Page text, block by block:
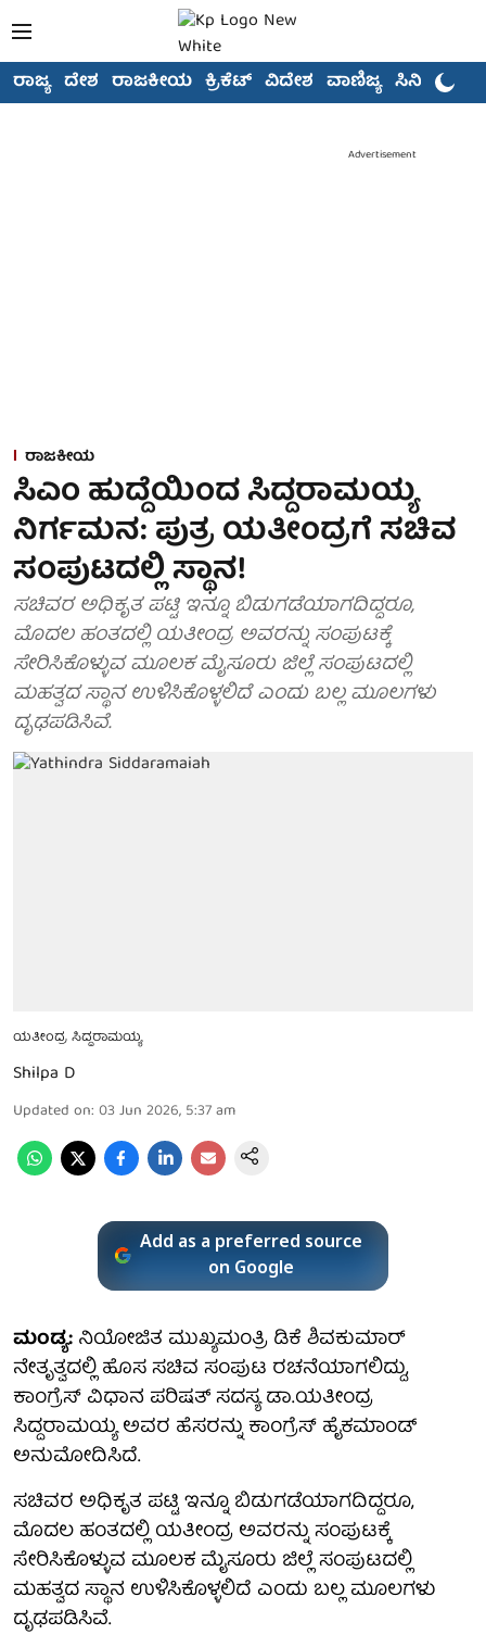
ರಾಜ್ಯ ದೇಶ ರಾಜಕೀಯ ಕ್ರಿಕೆಟ್ ವಿದೇಶ ವಾಣಿಜ್ಯ ಸಿನಿಮಾ
Advertisement
ರಾಜಕೀಯ
ಸಿಎಂ ಹುದ್ದೆಯಿಂದ ಸಿದ್ದರಾಮಯ್ಯ
ನಿರ್ಗಮನ: ಪುತ್ರ ಯತೀಂದ್ರಗೆ ಸಚಿವ
ಸಂಪುಟದಲ್ಲಿ ಸ್ಥಾನ!
ಸಚಿವರ ಅಧಿಕೃತ ಪಟ್ಟಿ ಇನ್ನೂ ಬಿಡುಗಡೆಯಾಗದಿದ್ದರೂ,
ಮೊದಲ ಹಂತದಲ್ಲಿ ಯತೀಂದ್ರ ಅವರನ್ನು ಸಂಪುಟಕ್ಕೆ
ಸೇರಿಸಿಕೊಳ್ಳುವ ಮೂಲಕ ಮೈಸೂರು ಜಿಲ್ಲೆ ಸಂಪುಟದಲ್ಲಿ
ಮಹತ್ವದ ಸ್ಥಾನ ಉಳಿಸಿಕೊಳ್ಳಲಿದೆ ಎಂದು ಬಲ್ಲ ಮೂಲಗಳು
ದೃಢಪಡಿಸಿವೆ.
ಯತೀಂದ್ರ ಸಿದ್ದರಾಮಯ್ಯ
Shilpa D
Updated on: 03 Jun 2026, 5:37 am
Add as a preferred source
on Google
ಮಂಡ್ಯ:ನಿಯೋಜಿತ ಮುಖ್ಯಮಂತ್ರಿ ಡಿಕೆ ಶಿವಕುಮಾರ್
ನೇತೃತ್ವದಲ್ಲಿ ಹೊಸ ಸಚಿವ ಸಂಪುಟ ರಚನೆಯಾಗಲಿದ್ದು,
ಕಾಂಗ್ರೆಸ್ ವಿಧಾನ ಪರಿಷತ್ ಸದಸ್ಯ ಡಾ.ಯತೀಂದ್ರ
ಸಿದ್ದರಾಮಯ್ಯ ಅವರ ಹೆಸರನ್ನು ಕಾಂಗ್ರೆಸ್ ಹೈಕಮಾಂಡ್
ಅನುಮೋದಿಸಿದೆ.
ಸಚಿವರ ಅಧಿಕೃತ ಪಟ್ಟಿ ಇನ್ನೂ ಬಿಡುಗಡೆಯಾಗದಿದ್ದರೂ,
ಮೊದಲ ಹಂತದಲ್ಲಿ ಯತೀಂದ್ರ ಅವರನ್ನು ಸಂಪುಟಕ್ಕೆ
ಸೇರಿಸಿಕೊಳ್ಳುವ ಮೂಲಕ ಮೈಸೂರು ಜಿಲ್ಲೆ ಸಂಪುಟದಲ್ಲಿ
ಮಹತ್ವದ ಸ್ಥಾನ ಉಳಿಸಿಕೊಳ್ಳಲಿದೆ ಎಂದು ಬಲ್ಲ ಮೂಲಗಳು
ದೃಢಪಡಿಸಿವೆ.